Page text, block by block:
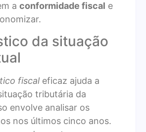
a conformidade fiscal e
da situação
fiscal eficaz ajuda a
tributária da
envolve analisar os
nos últimos cinco anos.